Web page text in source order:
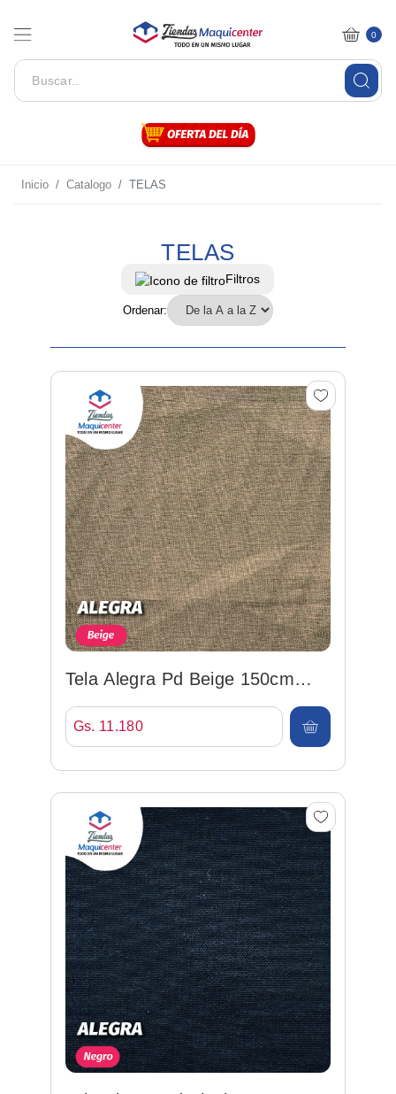
0
Inicio Catalogo TELAS
TELAS
Filtros
Ordenar:
Tela Alegra Pd Beige 150cm
92%po/8%sp (rose Pastel...
Gs. 11.180